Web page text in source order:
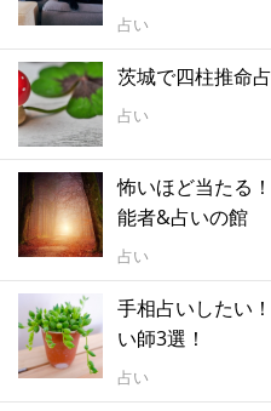
占い
茨城で四柱推命
占い
怖いほど当たる
能者&占いの館
占い
手相占いしたい
い師3選！
占い